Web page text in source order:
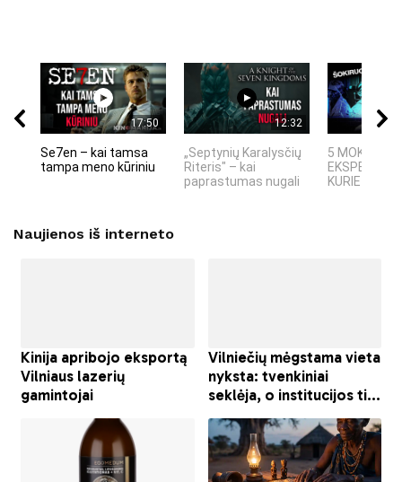
17:50
Se7en – kai tamsa
tampa meno kūriniu
12:32
„Septynių Karalysčių
Riteris" – kai
paprastumas nugali
5 MOKSLINIAI
KURIE
Naujienos iš interneto